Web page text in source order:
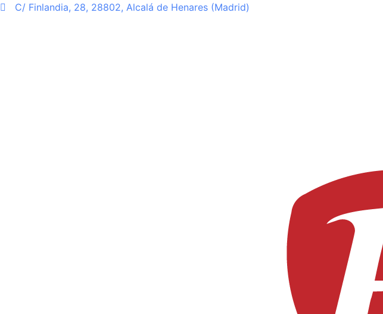
Ir
C/ Finlandia, 28, 28802, Alcalá de Henares (Madrid)